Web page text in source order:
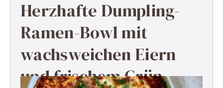
Herzhafte Dumpling-
Ramen-Bowl mit
wachsweichen Eiern
und frischem Grün